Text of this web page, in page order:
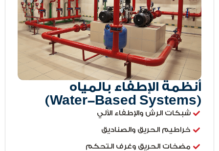
أنظمة الإطفاء بالمياه
(Water-Based Systems)
شبكات الرش والإطفاء الآلي
خراطيم الحريق والصناديق
مضخات الحريق وغرف التحكم